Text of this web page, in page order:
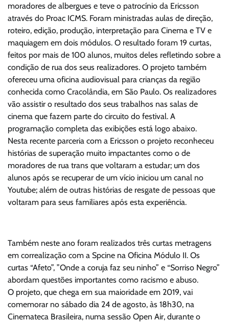
moradores de albergues e teve o patrocínio da Ericsson
através do Proac ICMS. Foram ministradas aulas de direção,
roteiro, edição, produção, interpretação para Cinema e TV e
maquiagem em dois módulos. O resultado foram 19 curtas,
feitos por mais de 100 alunos, muitos deles refletindo sobre a
condição de rua dos seus realizadores. O projeto também
ofereceu uma oficina audiovisual para crianças da região
conhecida como Cracolândia, em São Paulo. Os realizadores
vão assistir o resultado dos seus trabalhos nas salas de
cinema que fazem parte do circuito do festival. A
programação completa das exibições está logo abaixo.
Nesta recente parceria com a Ericsson o projeto reconheceu
histórias de superação muito impactantes como o de
moradores de rua trans que voltaram a estudar; um dos
alunos após se recuperar de um vício iniciou um canal no
Youtube; além de outras histórias de resgate de pessoas que
voltaram para seus familiares após esta experiência.
Também neste ano foram realizados três curtas metragens
em correalização com a Spcine na Oficina Módulo II. Os
curtas “Afeto”, ”Onde a coruja faz seu ninho” e “Sorriso Negro”
abordam questões importantes como racismo e abuso.
O projeto, que chega em sua maioridade em 2019, vai
comemorar no sábado dia 24 de agosto, às 18h30, na
Cinemateca Brasileira, numa sessão Open Air, durante o